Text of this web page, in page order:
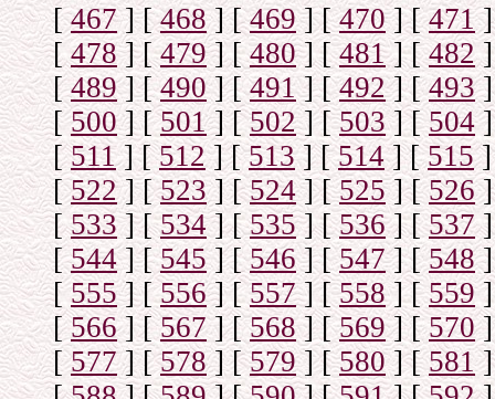
[467] [468] [469] [470] [471]
[478] [479] [480] [481] [482]
[489] [490] [491] [492] [493]
[500] [501] [502] [503] [504]
[511] [512] [513] [514] [515]
[522] [523] [524] [525] [526]
[533] [534] [535] [536] [537]
[544] [545] [546] [547] [548]
[555] [556] [557] [558] [559]
[566] [567] [568] [569] [570]
[577] [578] [579] [580] [581]